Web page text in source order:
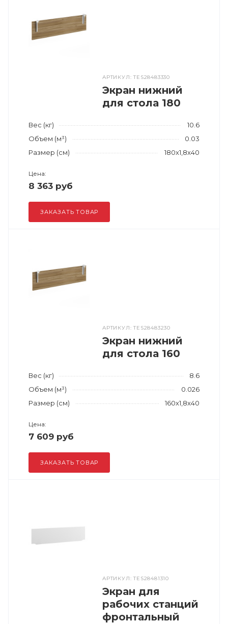
АРТИКУЛ: TES28483330
Экран нижний
для стола 180
Вес (кг)
10.6
Объем (м³)
0.03
Размер (см)
180x1,8x40
Цена:
8 363 руб
ЗАКАЗАТЬ ТОВАР
АРТИКУЛ: TES28483230
Экран нижний
для стола 160
Вес (кг)
8.6
Объем (м³)
0.026
Размер (см)
160x1,8x40
Цена:
7 609 руб
ЗАКАЗАТЬ ТОВАР
АРТИКУЛ: TES28481310
Экран для
рабочих станций
фронтальный